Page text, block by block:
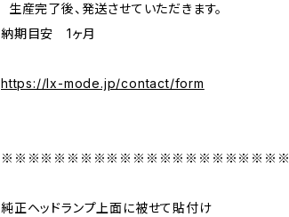
生産完了後、発送させていただきます。
納期目安 1ヶ月
https://lx-mode.jp/contact/form
※※※※※※※※※※※※※※※※※※※※※※
純正ヘッドランプ上面に被せて貼付け